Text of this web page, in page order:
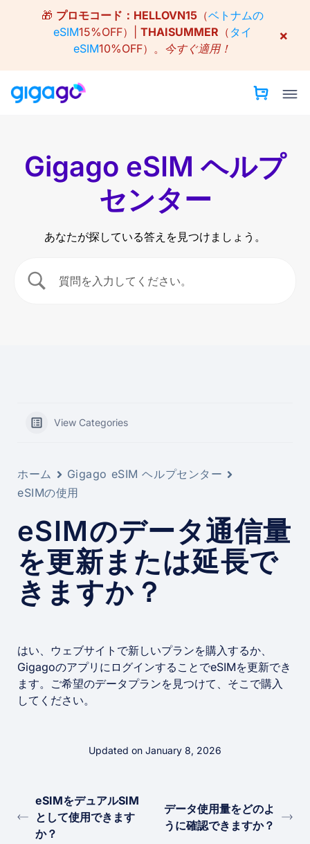
🎁 プロモコード： HELLOVN15（ベトナムの
eSIM15%OFF）| THAISUMMER （ タイ
eSIM10%OFF）。 今すぐ適用！
×
Gigago eSIM ヘルプ
センター
あなたが探している答えを見つけましょう。
View Categories
ホーム
Gigago eSIM ヘルプセンター
eSIMの使用
eSIMのデータ通信量
を更新または延長で
きますか？
はい、ウェブサイトで新しいプランを購入するか、
GigagoのアプリにログインすることでeSIMを更新でき
ます。ご希望のデータプランを見つけて、そこで購入
してください。
Updated on January 8, 2026
eSIMをデュアルSIM
として使用できます
か？
データ使用量をどのよ
うに確認できますか？